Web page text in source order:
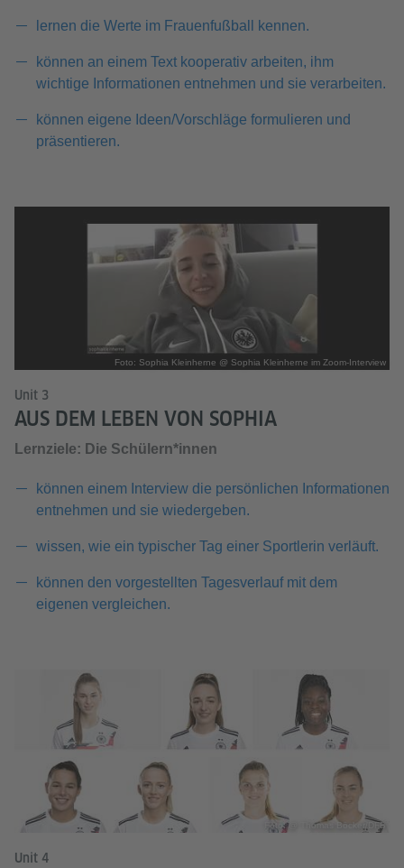
lernen die Werte im Frauenfußball kennen.
können an einem Text kooperativ arbeiten, ihm
wichtige Informationen entnehmen und sie verarbeiten.
können eigene Ideen/Vorschläge formulieren und
präsentieren.
Foto: Sophia Kleinherne @ Sophia Kleinherne im Zoom-Interview
Unit 3
AUS DEM LEBEN VON SOPHIA
Lernziele: Die Schülern*innen
können einem Interview die persönlichen Informationen
entnehmen und sie wiedergeben.
wissen, wie ein typischer Tag einer Sportlerin verläuft.
können den vorgestellten Tagesverlauf mit dem
eigenen vergleichen.
Foto: @ Thomas Böcker/DFB
Unit 4